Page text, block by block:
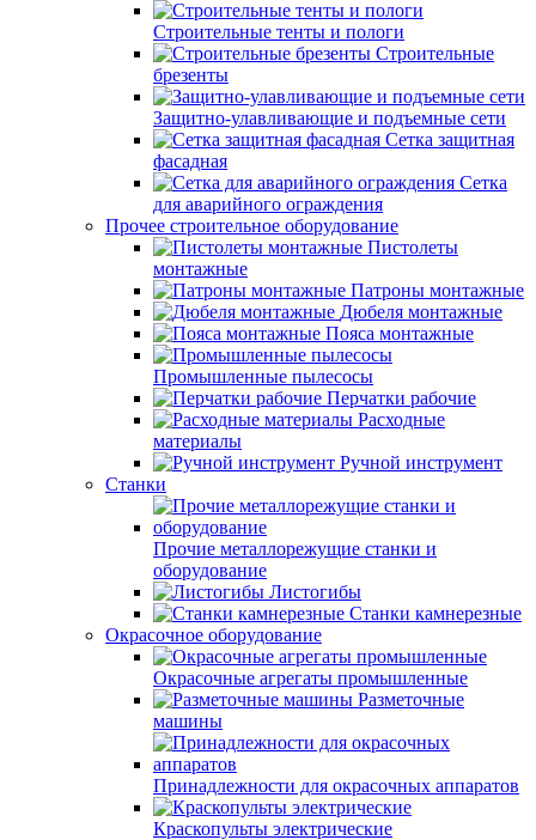
Строительные тенты и пологи
Строительные
брезенты
Защитно-улавливающие и подъемные сети
Сетка защитная
фасадная
Сетка
для аварийного ограждения
Прочее строительное оборудование
Пистолеты
монтажные
Патроны монтажные
Дюбеля монтажные
Пояса монтажные
Промышленные пылесосы
Перчатки рабочие
Расходные
материалы
Ручной инструмент
Станки
Прочие металлорежущие станки и
оборудование
Листогибы
Станки камнерезные
Окрасочное оборудование
Окрасочные агрегаты промышленные
Разметочные
машины
Принадлежности для окрасочных аппаратов
Краскопульты электрические